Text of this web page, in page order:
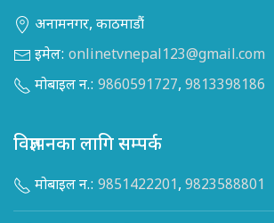
अनामनगर, काठमाडौं
इमेल: onlinetvnepal123@gmail.com
मोबाइल न.: 9860591727, 9813398186
विज्ञापनका लागि सम्पर्क
मोबाइल न.: 9851422201, 9823588801